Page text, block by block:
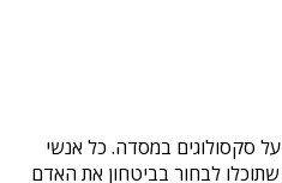
סקסולוגים במסדה. כל אנשי
לבחור בביטחון את האדם